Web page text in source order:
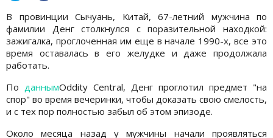
В провинции Сычуань, Китай, 67-летний мужчина по
фамилии Денг столкнулся с поразительной находкой:
зажигалка, проглоченная им еще в начале 1990-х, все это
время оставалась в его желудке и даже продолжала
работать.
По даннымOddity Central, Денг проглотил предмет "на
спор" во время вечеринки, чтобы доказать свою смелость,
и с тех пор полностью забыл об этом эпизоде.
Около месяца назад у мужчины начали проявляться